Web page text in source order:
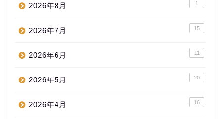
2026年8月 1
2026年7月 15
2026年6月 11
2026年5月 20
2026年4月 16